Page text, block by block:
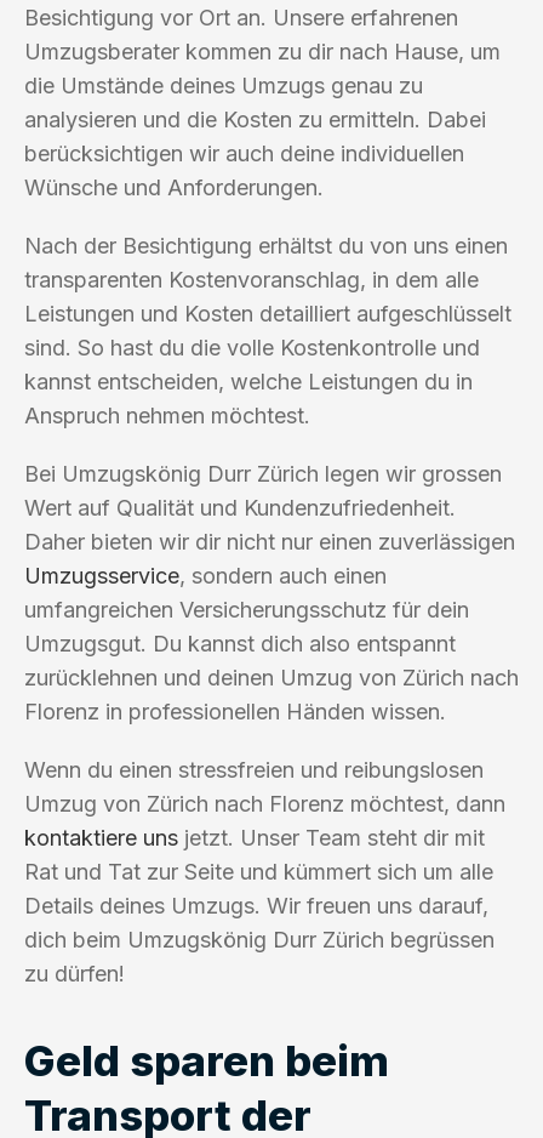
Besichtigung vor Ort an. Unsere erfahrenen
Umzugsberater kommen zu dir nach Hause, um
die Umstände deines Umzugs genau zu
analysieren und die Kosten zu ermitteln. Dabei
berücksichtigen wir auch deine individuellen
Wünsche und Anforderungen.
Nach der Besichtigung erhältst du von uns einen
transparenten Kostenvoranschlag, in dem alle
Leistungen und Kosten detailliert aufgeschlüsselt
sind. So hast du die volle Kostenkontrolle und
kannst entscheiden, welche Leistungen du in
Anspruch nehmen möchtest.
Bei Umzugskönig Durr Zürich legen wir grossen
Wert auf Qualität und Kundenzufriedenheit.
Daher bieten wir dir nicht nur einen zuverlässigen
Umzugsservice, sondern auch einen
umfangreichen Versicherungsschutz für dein
Umzugsgut. Du kannst dich also entspannt
zurücklehnen und deinen Umzug von Zürich nach
Florenz in professionellen Händen wissen.
Wenn du einen stressfreien und reibungslosen
Umzug von Zürich nach Florenz möchtest, dann
kontaktiere uns jetzt. Unser Team steht dir mit
Rat und Tat zur Seite und kümmert sich um alle
Details deines Umzugs. Wir freuen uns darauf,
dich beim Umzugskönig Durr Zürich begrüssen
zu dürfen!
Geld sparen beim
Transport der